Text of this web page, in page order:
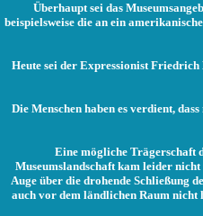
Überhaupt sei das
beispielsweise die an ein
Heute sei der Expressionist
Die Menschen haben es verdient,
Eine mögliche Trägerschaft
Museumslandschaft kam leider
Auge über die drohende Schließung
auch vor dem ländlichen Raum nicht